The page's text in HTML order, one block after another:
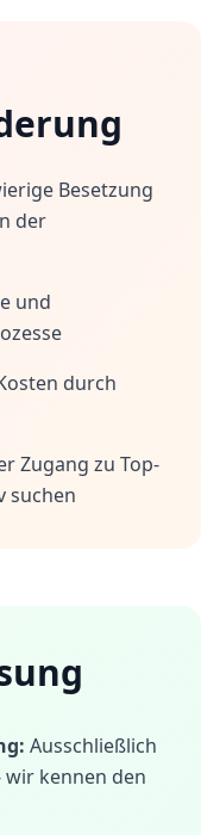
Besetzung
der
und
durch
Zugang zu Top-
suchen
Ausschließlich
kennen den